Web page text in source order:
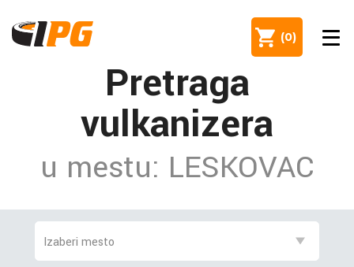
(0)
Pretraga
vulkanizera
u mestu: LESKOVAC